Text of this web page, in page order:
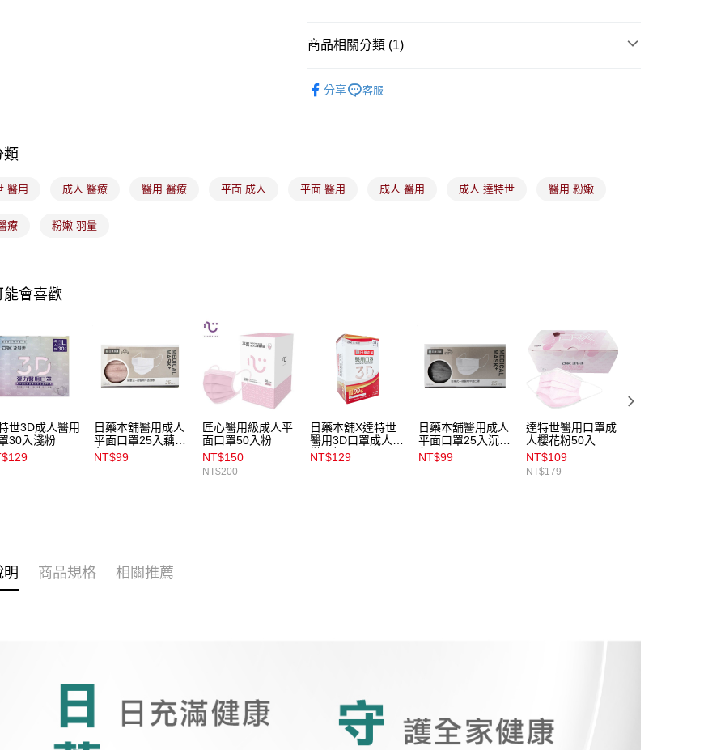
全盈+PAY
相關說明
3.實際核准額度、可分期數及費用金額請依後續交易確認頁面所載為準。
【注意事項】
1.本服務係由「台灣大哥大股份有限公司」（以下簡稱本公司）所提供，讓
用戶於交易時，得透過本服務購買商品或服務，並由商店將買賣／分期付
款買賣價金債權讓與本公司後，依約使用本公司帳單繳交帳款。
2.基於同意付款使用「大哥付你分期」之契約關係目的，商店將以您的個人
資料（包含姓名、電話或地址）提供予台灣大哥大進項蒐集、處理及利
用，由本公司與您本人進行分期帳單所需資料之確認、核對及更正。
3.完整用戶服務條款，請詳閱以下連結：https://oppay.tw/userRule
每筆NT$100，滿NT$899(含以上)免運費
付款後7-11取貨
每筆NT$100，滿NT$899(含以上)免運費
每筆NT$100，滿NT$899(含以上)免運費
商品相關分類 (1)
分享
客服
類
醫用 成人 醫療 醫用 醫療 平面 成人 平面 醫用 成人 醫用 成人 達特世 醫用 粉嫩
療 粉嫩 羽量
能會喜歡
世3D成人醫用
30入淺粉
日藥本舖醫用成人
平面口罩25入藕粉
色
NT$99
匠心醫用級成人平
面口罩50入粉
NT$150
NT$200
日藥本舖X達特世
醫用3D口罩成人L
微柔粉30入
NT$129
日藥本舖醫用成人
平面口罩25入沉穩
灰
NT$99
達特世醫用口罩成
人櫻花粉50入
NT$109
NT$179
明 商品規格 相關推薦